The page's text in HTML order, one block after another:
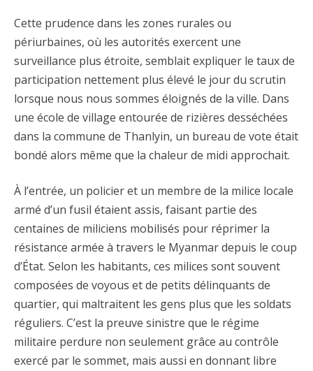
Cette prudence dans les zones rurales ou
périurbaines, où les autorités exercent une
surveillance plus étroite, semblait expliquer le taux de
participation nettement plus élevé le jour du scrutin
lorsque nous nous sommes éloignés de la ville. Dans
une école de village entourée de rizières desséchées
dans la commune de Thanlyin, un bureau de vote était
bondé alors même que la chaleur de midi approchait.
À l’entrée, un policier et un membre de la milice locale
armé d’un fusil étaient assis, faisant partie des
centaines de miliciens mobilisés pour réprimer la
résistance armée à travers le Myanmar depuis le coup
d’État. Selon les habitants, ces milices sont souvent
composées de voyous et de petits délinquants de
quartier, qui maltraitent les gens plus que les soldats
réguliers. C’est la preuve sinistre que le régime
militaire perdure non seulement grâce au contrôle
exercé par le sommet, mais aussi en donnant libre